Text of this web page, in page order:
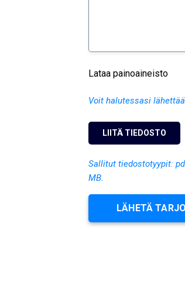
Lataa painoaineisto
Voit halutessasi
Sallitut tiedostotyypit:
MB.
LÄHETÄ